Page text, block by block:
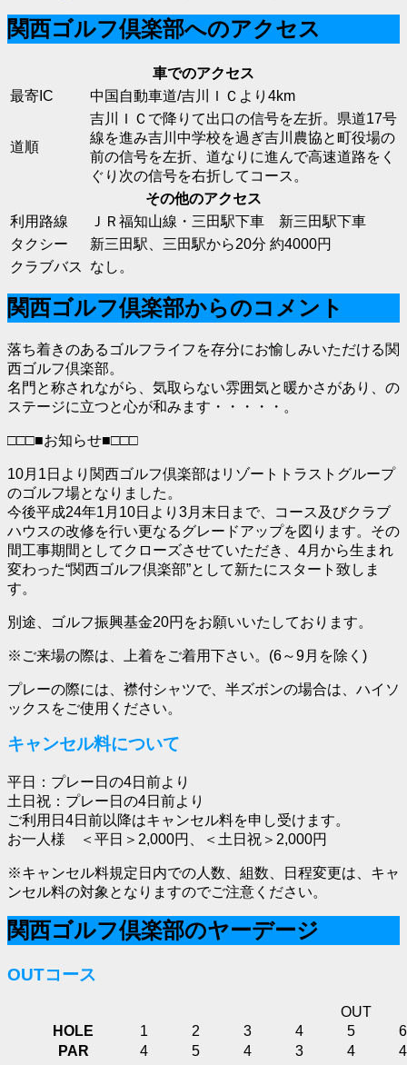
関西ゴルフ倶楽部へのアクセス
車でのアクセス
最寄IC
中国自動車道/吉川ＩＣより4km
道順
吉川ＩＣで降りて出口の信号を左折。県道17号
線を進み吉川中学校を過ぎ吉川農協と町役場の
前の信号を左折、道なりに進んで高速道路をく
ぐり次の信号を右折してコース。
その他のアクセス
利用路線
ＪＲ福知山線・三田駅下車 新三田駅下車
タクシー
新三田駅、三田駅から20分 約4000円
クラブバス
なし。
関西ゴルフ倶楽部からのコメント
落ち着きのあるゴルフライフを存分にお愉しみいただける関
西ゴルフ倶楽部。
名門と称されながら、気取らない雰囲気と暖かさがあり、の
ステージに立つと心が和みます・・・・・。
□□□■お知らせ■□□□
10月1日より関西ゴルフ倶楽部はリゾートトラストグループ
のゴルフ場となりました。
今後平成24年1月10日より3月末日まで、コース及びクラブ
ハウスの改修を行い更なるグレードアップを図ります。その
間工事期間としてクローズさせていただき、4月から生まれ
変わった“関西ゴルフ倶楽部”として新たにスタート致しま
す。
別途、ゴルフ振興基金20円をお願いいたしております。
※ご来場の際は、上着をご着用下さい。(6～9月を除く)
プレーの際には、襟付シャツで、半ズボンの場合は、ハイソ
ックスをご使用ください。
キャンセル料について
平日：プレー日の4日前より
土日祝：プレー日の4日前より
ご利用日4日前以降はキャンセル料を申し受けます。
お一人様 ＜平日＞2,000円、＜土日祝＞2,000円
※キャンセル料規定日内での人数、組数、日程変更は、キャ
ンセル料の対象となりますのでご注意ください。
関西ゴルフ倶楽部のヤーデージ
OUTコース
OUT
HOLE
1 2 3 4 5
6
PAR
4 5 4 3 4
4